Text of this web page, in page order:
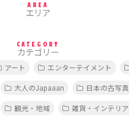
AREA
エリア
CATEGORY
カテゴリー
アート エンターテイメント
大人のJapaaan 日本の古写真
観光・地域 雑貨・インテリア